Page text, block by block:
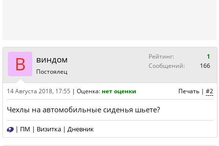
В виндом
Постоялец
Рейтинг:
1
Сообщений:
166
Печать | #2
14 Августа 2018, 17:55 | Оценка: нет оценки
Чехлы на автомобильные сиденья шьете?
| ПМ | Визитка | Дневник